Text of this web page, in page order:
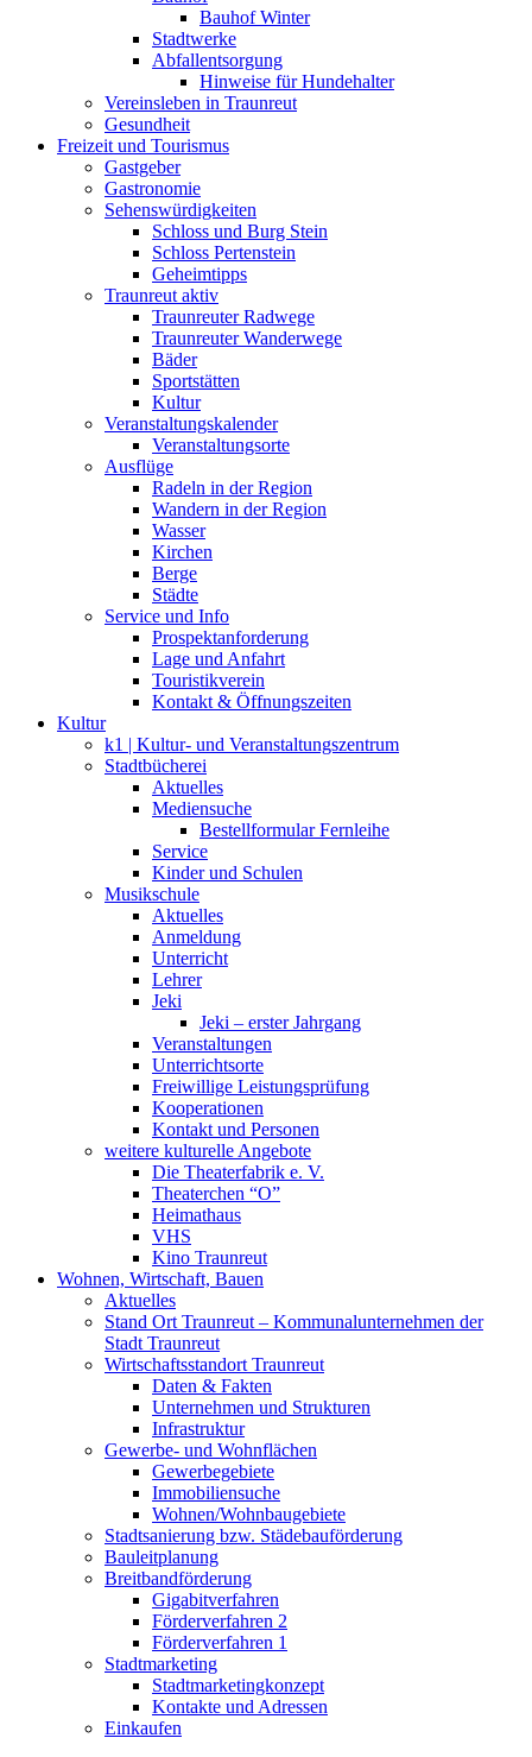
Bauhof Winter
Stadtwerke
Abfallentsorgung
Hinweise für Hundehalter
Vereinsleben in Traunreut
Gesundheit
Freizeit und Tourismus
Gastgeber
Gastronomie
Sehenswürdigkeiten
Schloss und Burg Stein
Schloss Pertenstein
Geheimtipps
Traunreut aktiv
Traunreuter Radwege
Traunreuter Wanderwege
Bäder
Sportstätten
Kultur
Veranstaltungskalender
Veranstaltungsorte
Ausflüge
Radeln in der Region
Wandern in der Region
Wasser
Kirchen
Berge
Städte
Service und Info
Prospektanforderung
Lage und Anfahrt
Touristikverein
Kontakt & Öffnungszeiten
Kultur
k1 | Kultur- und Veranstaltungszentrum
Stadtbücherei
Aktuelles
Mediensuche
Bestellformular Fernleihe
Service
Kinder und Schulen
Musikschule
Aktuelles
Anmeldung
Unterricht
Lehrer
Jeki
Jeki – erster Jahrgang
Veranstaltungen
Unterrichtsorte
Freiwillige Leistungsprüfung
Kooperationen
Kontakt und Personen
weitere kulturelle Angebote
Die Theaterfabrik e. V.
Theaterchen “O”
Heimathaus
VHS
Kino Traunreut
Wohnen, Wirtschaft, Bauen
Aktuelles
Stand Ort Traunreut – Kommunalunternehmen der
Stadt Traunreut
Wirtschaftsstandort Traunreut
Daten & Fakten
Unternehmen und Strukturen
Infrastruktur
Gewerbe- und Wohnflächen
Gewerbegebiete
Immobiliensuche
Wohnen/Wohnbaugebiete
Stadtsanierung bzw. Städebauförderung
Bauleitplanung
Breitbandförderung
Gigabitverfahren
Förderverfahren 2
Förderverfahren 1
Stadtmarketing
Stadtmarketingkonzept
Kontakte und Adressen
Einkaufen